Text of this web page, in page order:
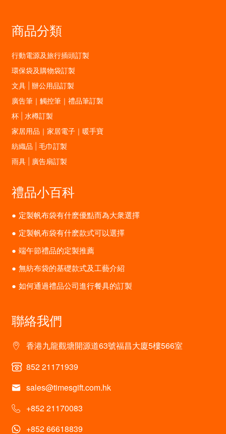
商品分類
行動電源及旅行插頭訂製
環保袋及購物袋訂製
文具 | 辦公用品訂製
廣告筆｜觸控筆｜禮品筆訂製
杯 | 水樽訂製
家居用品｜家居電子｜暖手寶
紡織品 | 毛巾訂製
雨具 | 廣告扇訂製
禮品小百科
定製帆布袋有什麽優點而為大衆選擇
定製帆布袋有什麽款式可以選擇
端午節禮品的定製推薦
無紡布袋的基礎款式及工藝介紹
如何通過禮品公司進行餐具的訂製
聯絡我們
香港九龍觀塘開源道63號福昌大廈5樓566室
852 21171939
sales@timesgift.com.hk
+852 21170083
+852 66618839